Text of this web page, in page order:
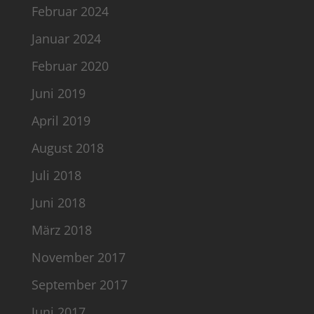
Februar 2024
Januar 2024
Februar 2020
Juni 2019
April 2019
August 2018
Juli 2018
Juni 2018
März 2018
November 2017
September 2017